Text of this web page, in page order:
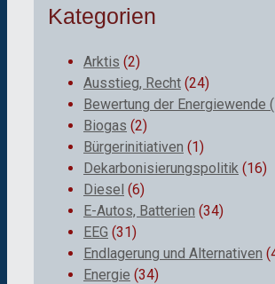
Kategorien
Arktis (2)
Ausstieg, Recht (24)
Bewertung der Energiewende
Biogas (2)
Bürgerinitiativen (1)
Dekarbonisierungspolitik (16)
Diesel (6)
E-Autos, Batterien (34)
EEG (31)
Endlagerung und Alternativen
Energie (34)